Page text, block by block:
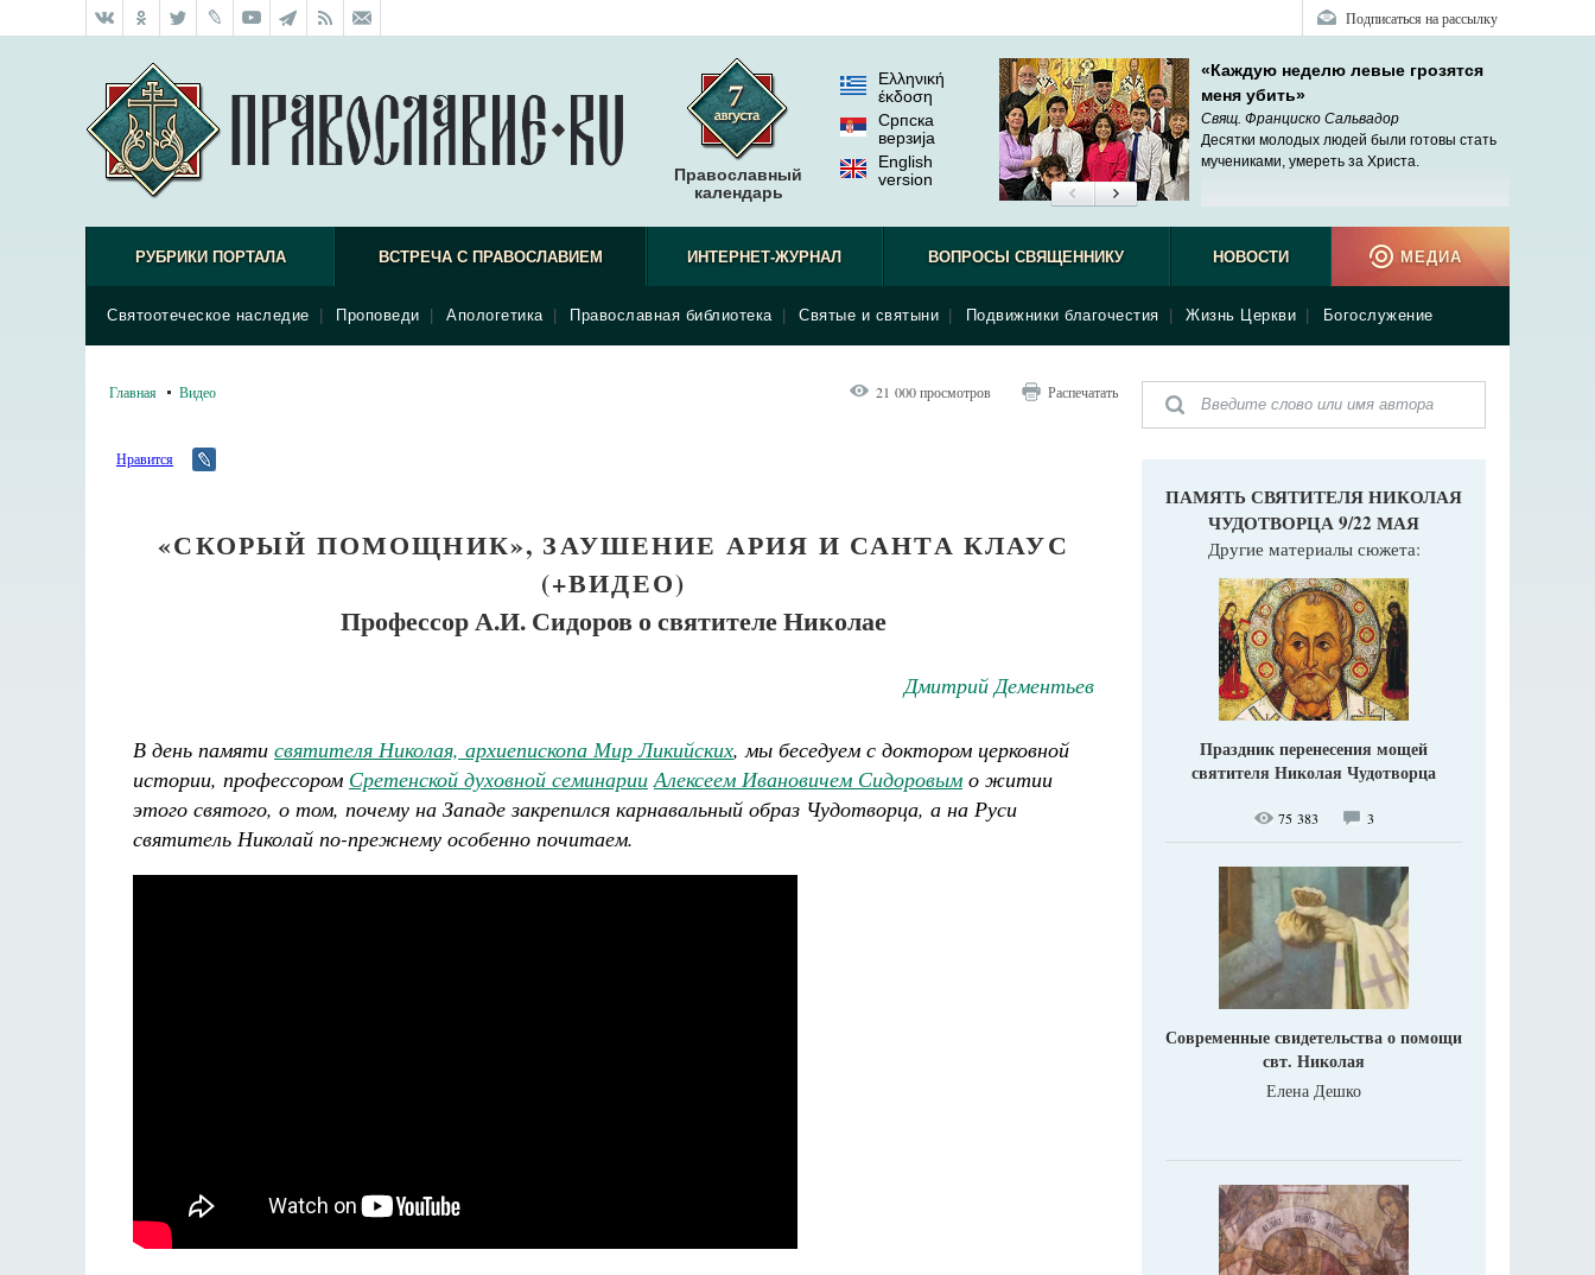
Подписаться на рассылку
Православный
календарь
Ελληνική
έκδοση
Српска
верзиjа
English
version
«Каждую неделю левые грозятся
меня убить»
Свящ. Франциско Сальвадор
Десятки молодых людей были готовы стать
мучениками, умереть за Христа.
РУБРИКИ ПОРТАЛА ВСТРЕЧА С ПРАВОСЛАВИЕМ
Святоотеческое наследие Проповеди Апологетика Православная библиотека Святые и святыни Подвижники благочестия Жизнь Церкви Богослужение
ИНТЕРНЕТ-ЖУРНАЛ ВОПРОСЫ СВЯЩЕННИКУ НОВОСТИ МЕДИА
Главная Видео 21 000 просмотров Распечатать
Нравится
«СКОРЫЙ ПОМОЩНИК», ЗАУШЕНИЕ АРИЯ И САНТА КЛАУС
(+ВИДЕО)
Профессор А.И. Сидоров о святителе Николае
Дмитрий Дементьев
В день памяти святителя Николая, архиепископа Мир Ликийских, мы беседуем с доктором церковной
истории, профессором Сретенской духовной семинарии Алексеем Ивановичем Сидоровым о житии
этого святого, о том, почему на Западе закрепился карнавальный образ Чудотворца, а на Руси
святитель Николай по-прежнему особенно почитаем.
ПАМЯТЬ СВЯТИТЕЛЯ НИКОЛАЯ
ЧУДОТВОРЦА 9/22 МАЯ
Другие материалы сюжета:
Праздник перенесения мощей
святителя Николая Чудотворца
75 383 3
Современные свидетельства о помощи
свт. Николая
Елена Дешко